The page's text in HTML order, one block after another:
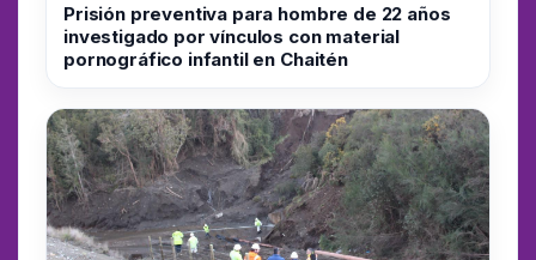
Prisión preventiva para hombre de 22 años
investigado por vínculos con material
pornográfico infantil en Chaitén